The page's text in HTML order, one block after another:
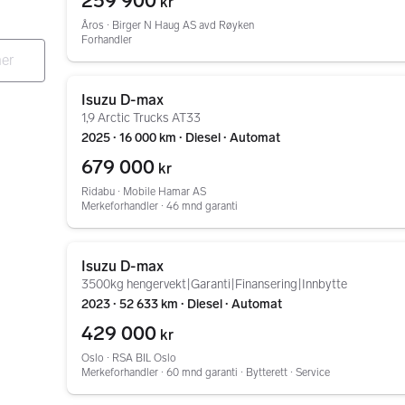
Åros ∙ Birger N Haug AS avd Røyken
Forhandler
Isuzu D-max
1,9 Arctic Trucks AT33
2025 ∙ 16 000 km ∙ Diesel ∙ Automat
679 000 kr
Ridabu ∙ Mobile Hamar AS
Merkeforhandler ∙ 46 mnd garanti
Isuzu D-max
3500kg hengervekt|Garanti|Finansering|Innbytte
2023 ∙ 52 633 km ∙ Diesel ∙ Automat
429 000 kr
Oslo ∙ RSA BIL Oslo
Merkeforhandler ∙ 60 mnd garanti ∙ Bytterett ∙ Service